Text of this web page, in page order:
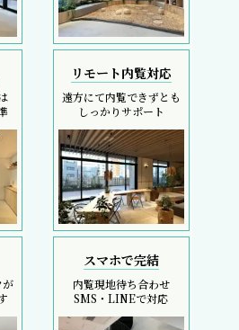
リモート内覧対応
遠方にて内覧できずとも
しっかりサポート
が
スマホで完結
内覧現地待ち合わせ
SMS・LINEで対応